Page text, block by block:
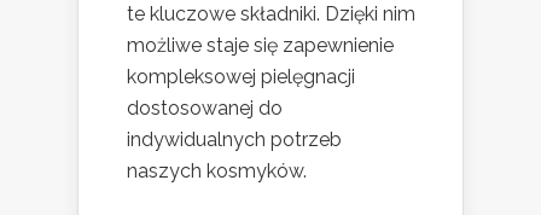
te kluczowe składniki. Dzięki nim
możliwe staje się zapewnienie
kompleksowej pielęgnacji
dostosowanej do
indywidualnych potrzeb
naszych kosmyków.